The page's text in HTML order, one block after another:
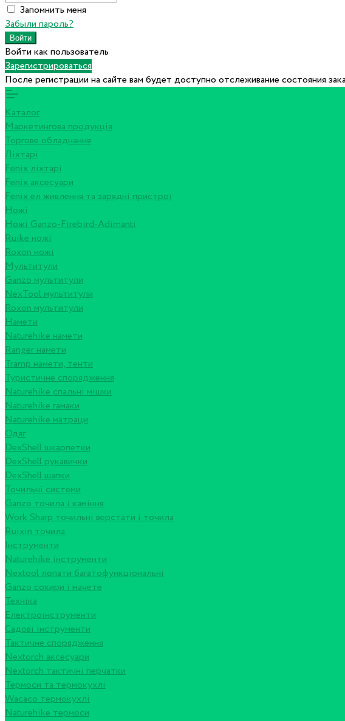
Запомнить меня
Забыли пароль?
Войти как пользователь
Зарегистрироваться
После регистрации на сайте вам будет доступно отслеживание состояния
Каталог
Маркетингова продукція
Торгове обладнання
Ліхтарі
Fenix ліхтарі
Fenix аксесуари
Fenix ел живлення та зарядні пристрої
Ножі
Ножі Ganzo-Firebird-Adimanti
Ruike ножі
Roxon ножi
Мультитули
Ganzo мультитули
NexTool мультитули
Roxon мультитули
Намети
Naturehike намети
Ranger намети
Tramp намети, тенти
Туристичне спорядження
Naturehike спальні мішки
Naturehike гамаки
Naturehike матраци
Одяг
DexShell шкарпетки
DexShell рукавички
DexShell шапки
Точильні системи
Ganzo точила і каміння
Work Sharp точильні верстати і точила
Ruixin точила
Інструменти
Naturehike інструменти
Nextool лопати багатофункціональні
Ganzo сокири і мачете
Техніка
Електроінструменти
Садові інструменти
Тактичне спорядження
Nextorch аксесуари
Nextorch тактичні перчатки
Термоси та термокухлі
Wacaco термокухлі
Naturehike термоси